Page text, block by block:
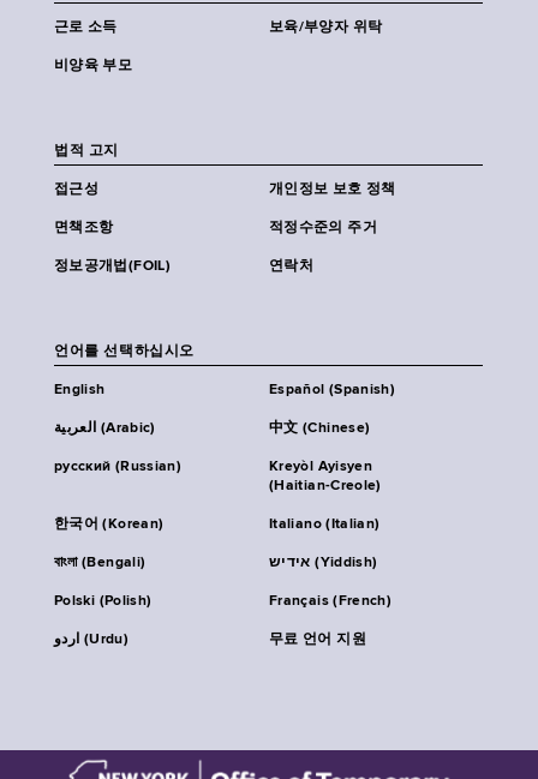
근로 소득 보육/부양자 위탁
비양육 부모
법적 고지
접근성 개인정보 보호 정책
면책조항 적정수준의 주거
정보공개법(FOIL) 연락처
언어를 선택하십시오
English Español (Spanish)
العربية (Arabic) 中文 (Chinese)
русский (Russian)
Kreyòl Ayisyen
(Haitian-Creole)
한국어 (Korean) Italiano (Italian)
বাংলা (Bengali) אידיש (Yiddish)
Polski (Polish) Français (French)
اردو (Urdu) 무료 언어 지원